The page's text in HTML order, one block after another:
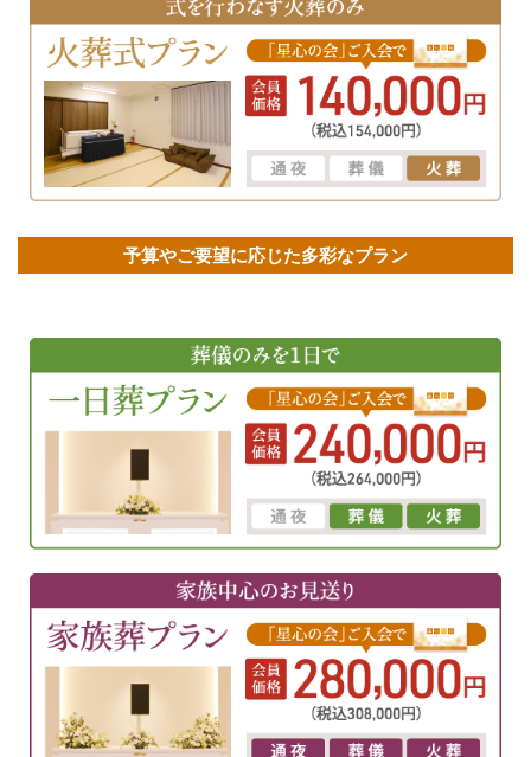
予算やご要望に応じた多彩なプラン